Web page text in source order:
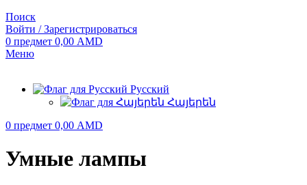
Поиск
Войти / Зарегистрироваться
0 предмет 0,00 AMD
Меню
Русский
Հայերեն
0 предмет 0,00 AMD
Умные лампы